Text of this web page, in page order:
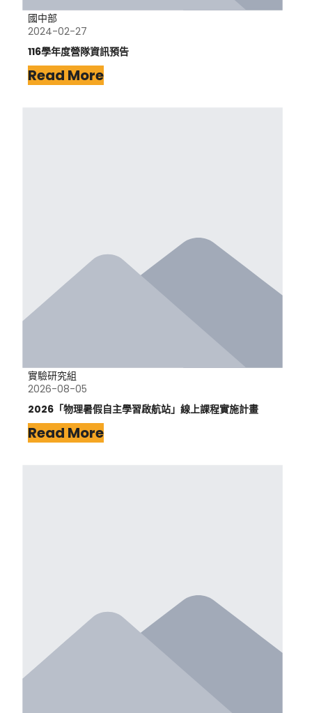
國中部
2024-02-27
116學年度營隊資訊預告
Read More
實驗研究組
2026-08-05
2026「物理暑假自主學習啟航站」線上課程實施計畫
Read More